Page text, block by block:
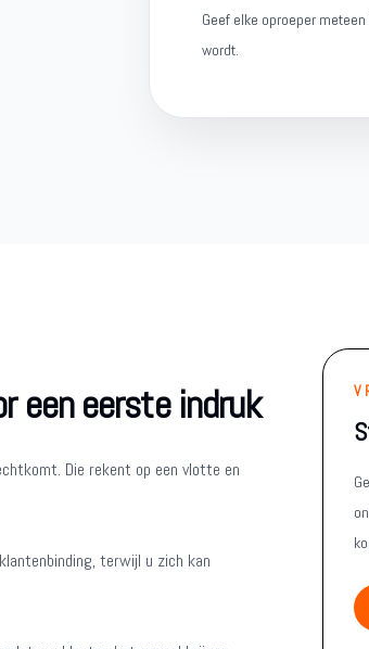
Geef elke oproeper
wordt.
een eerste indruk
Die rekent op een vlotte en
terwijl u zich kan